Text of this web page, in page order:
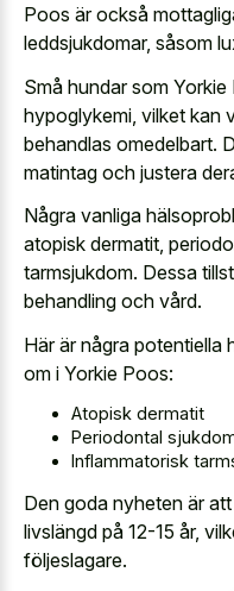
Poos är också
leddsjukdomar, såsom
Små hundar som
hypoglykemi, vilket kan
behandlas omedelbart.
matintag och justera
Några vanliga
atopisk dermatit,
tarmsjukdom. Dessa
behandling och vård.
Här är några potentiella
om i Yorkie Poos:
Atopisk dermatit
Periodontal
Inflammatorisk
Den goda nyheten är
livslängd på 12-15 år,
följeslagare.